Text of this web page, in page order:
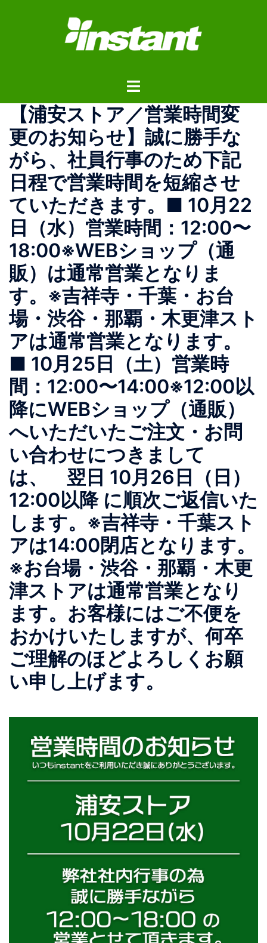
ス
プ
ト
ル
メ
ニ
ュ
ー
【浦安ストア／営業時間変
更のお知らせ】誠に勝手な
がら、社員行事のため下記
日程で営業時間を短縮させ
ていただきます。■ 10月22
日（水）営業時間：12:00〜
18:00※WEBショップ（通
販）は通常営業となりま
す。※吉祥寺・千葉・お台
場・渋谷・那覇・木更津スト
アは通常営業となります。
■ 10月25日（土）営業時
間：12:00〜14:00※12:00以
降にWEBショップ（通販）
へいただいたご注文・お問
い合わせにつきまして
は、 翌日 10月26日（日）
12:00以降 に順次ご返信いた
します。※吉祥寺・千葉スト
アは14:00閉店となります。
※お台場・渋谷・那覇・木更
津ストアは通常営業となり
ます。お客様にはご不便を
おかけいたしますが、何卒
ご理解のほどよろしくお願
い申し上げます。